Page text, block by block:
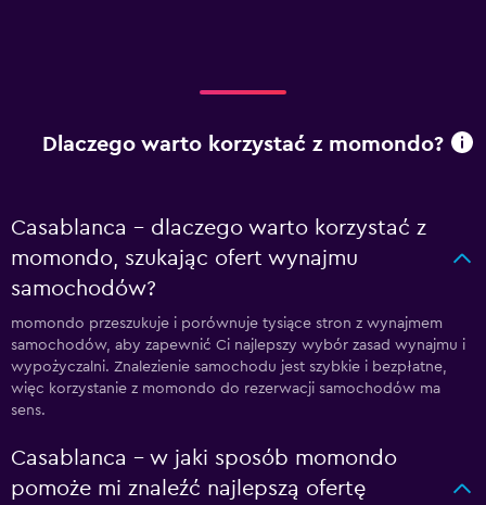
Dlaczego warto korzystać z momondo?
Casablanca – dlaczego warto korzystać z
momondo, szukając ofert wynajmu
samochodów?
momondo przeszukuje i porównuje tysiące stron z wynajmem
samochodów, aby zapewnić Ci najlepszy wybór zasad wynajmu i
wypożyczalni. Znalezienie samochodu jest szybkie i bezpłatne,
więc korzystanie z momondo do rezerwacji samochodów ma
sens.
Casablanca – w jaki sposób momondo
pomoże mi znaleźć najlepszą ofertę